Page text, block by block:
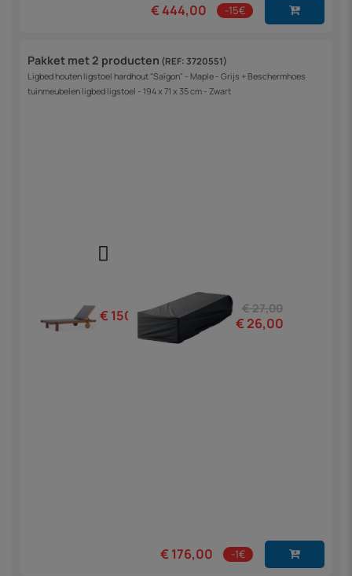
€ 444,00 -15€
Pakket met 2 producten (REF: 3720551)
Ligbed houten ligstoel hardhout "Saïgon" - Maple - Grijs + Beschermhoes
tuinmeubelen ligbed ligstoel - 194 x 71 x 35 cm - Zwart
€ 150,00 € 27,00
€ 26,00
€ 176,00 -1€